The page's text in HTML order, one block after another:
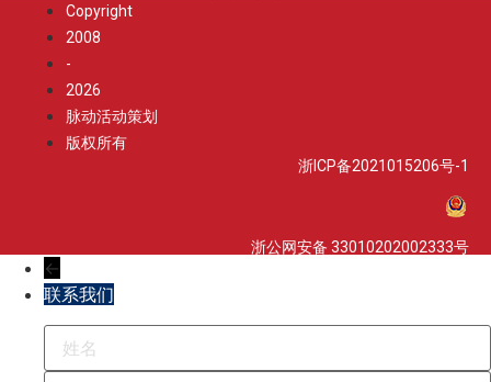
Copyright
2008
-
2026
脉动活动策划
版权所有
浙ICP备2021015206号-1
浙公网安备 33010202002333号
←
联系我们